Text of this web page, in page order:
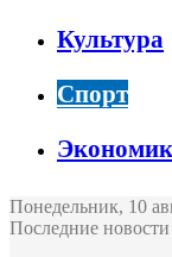
Культура
Спорт
Понедельник, 10
Последние новости